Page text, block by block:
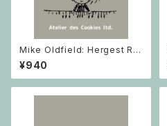
Mike Oldfield: Hergest Rid
ge / ピアノ
¥940